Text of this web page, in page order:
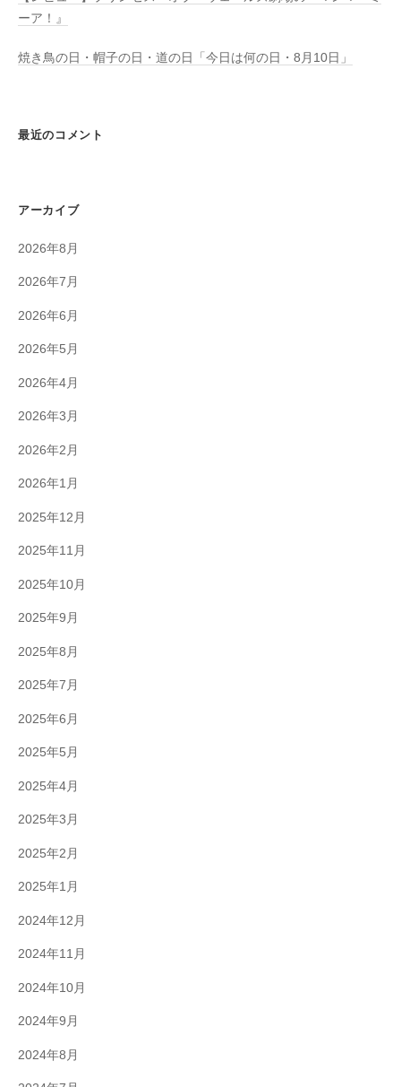
ーア！』
焼き鳥の日・帽子の日・道の日「今日は何の日・8月10日」
最近のコメント
アーカイブ
2026年8月
2026年7月
2026年6月
2026年5月
2026年4月
2026年3月
2026年2月
2026年1月
2025年12月
2025年11月
2025年10月
2025年9月
2025年8月
2025年7月
2025年6月
2025年5月
2025年4月
2025年3月
2025年2月
2025年1月
2024年12月
2024年11月
2024年10月
2024年9月
2024年8月